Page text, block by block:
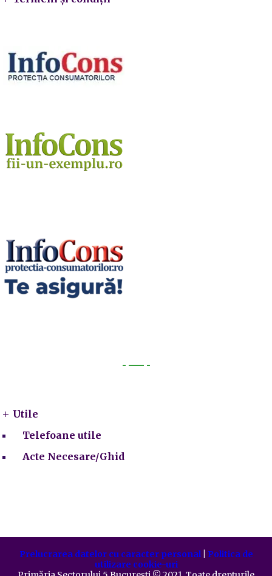
Utile
Telefoane utile
Acte Necesare/Ghid
Prelucrarea datelor cu caracter personal| Politica de
utilizare cookie-uri